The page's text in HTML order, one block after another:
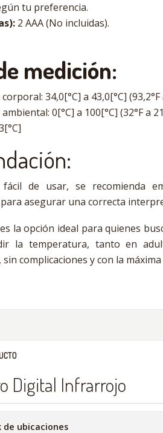
tu preferencia.
2 AAA (No incluidas).
medición:
34,0[°C] a 43,0[°C] (93,2°F
0[°C] a 100[°C] (32°F a
de usar, se recomienda
asegurar una correcta
la opción ideal para quienes
la temperatura, tanto en
complicaciones y con la
Digital Infrarrojo
ubicaciones